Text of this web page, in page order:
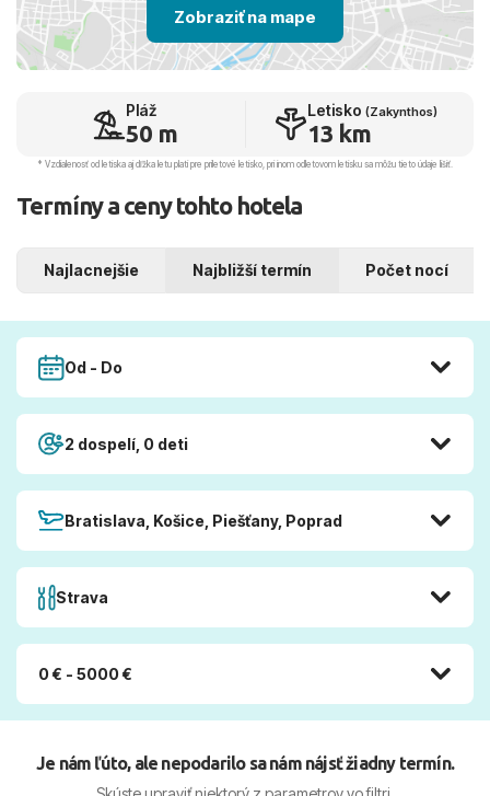
Zobraziť na mape
Pláž
50 m
Letisko (Zakynthos)
13 km
* Vzdialenosť od letiska aj dľžka letu platí pre príletové letisko, pri inom odletovom letisku sa môžu tieto údaje líšiť.
Termíny a ceny tohto hotela
Najlacnejšie Najbližší termín Počet nocí
Od - Do
2 dospelí, 0 deti
Bratislava, Košice, Piešťany, Poprad
Strava
0 € - 5000 €
Je nám ľúto, ale nepodarilo sa nám nájsť žiadny termín.